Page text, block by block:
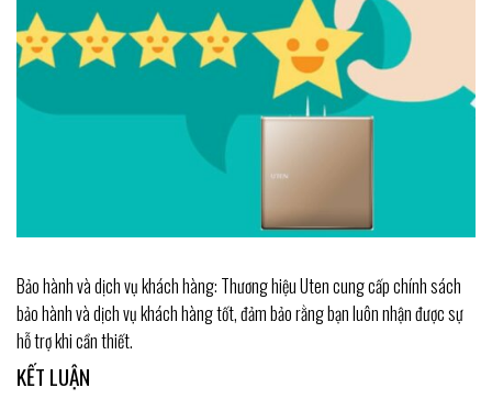
Bảo hành và dịch vụ khách hàng: Thương hiệu Uten cung cấp chính sách
bảo hành và dịch vụ khách hàng tốt, đảm bảo rằng bạn luôn nhận được sự
hỗ trợ khi cần thiết.
KẾT LUẬN